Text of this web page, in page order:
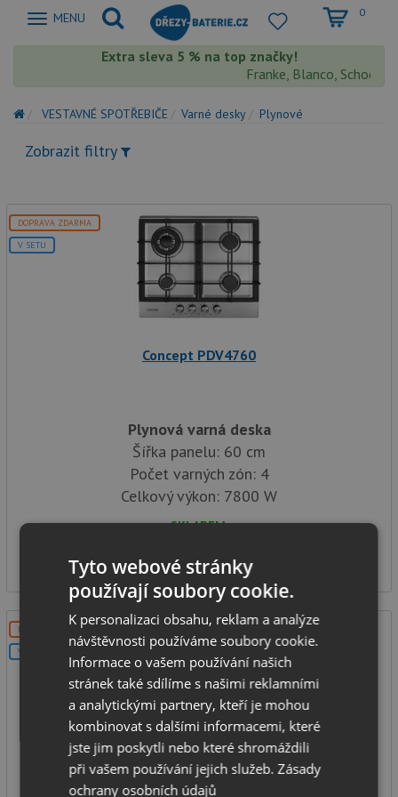
Zobrazit
MENU 0
Extra sleva 5 % na top značky!
Franke, Blanco, Schock,
VESTAVNÉ SPOTŘEBIČE Varné desky Plynové
Zobrazit filtry
DOPRAVA ZDARMA
V SETU
Concept PDV4760
Plynová varná deska
Šířka panelu: 60 cm
Počet varných zón: 4
Celkový výkon: 7800 W
SKLADEM
4 199 Kč
DOPRAVA ZDARMA
V SETU
Concept PDV7460bc BLACK
Tyto webové stránky
používají soubory cookie.
K personalizaci obsahu, reklam a analýze
návštěvnosti používáme soubory cookie.
Informace o vašem používání našich
stránek také sdílíme s našimi reklamními
a analytickými partnery, kteří je mohou
kombinovat s dalšími informacemi, které
jste jim poskytli nebo které shromáždili
při vašem používání jejich služeb.Zásady
ochrany osobních údajů